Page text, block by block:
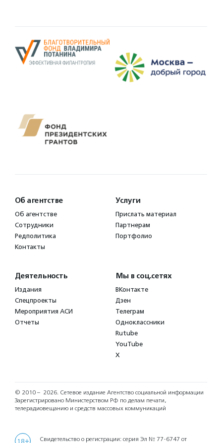
Об агентстве
Об агентстве
Сотрудники
Редполитика
Контакты
Услуги
Прислать материал
Партнерам
Портфолио
Деятельность
Издания
Спецпроекты
Мероприятия АСИ
Отчеты
Мы в соц.сетях
ВКонтакте
Дзен
Телеграм
Одноклассники
Rutube
YouTube
X
© 2010 – 2026. Сетевое издание Агентство социальной информации
Зарегистрировано Министерством РФ по делам печати,
телерадиовещанию и средств массовых коммуникаций
Свидетельство о регистрации: серия Эл № 77-6747 от